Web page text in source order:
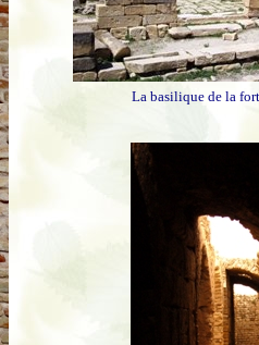
La basilique de la